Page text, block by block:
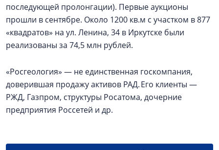
последующей пролонгации). Первые аукционы
прошли в сентябре. Около 1200 кв.м с участком в 877
«квадратов» на ул. Ленина, 34 в Иркутске были
реализованы за 74,5 млн рублей.
«Росгеология» — не единственная госкомпания,
доверившая продажу активов РАД. Его клиенты —
РЖД, Газпром, структуры Росатома, дочерние
предприятия Россетей и др.